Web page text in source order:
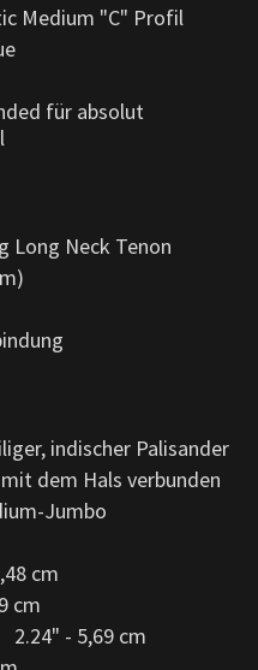
Medium "C" Profil
für absolut
Long Neck Tenon
indischer Palisander
dem Hals verbunden
Jumbo
cm
cm
- 5,69 cm